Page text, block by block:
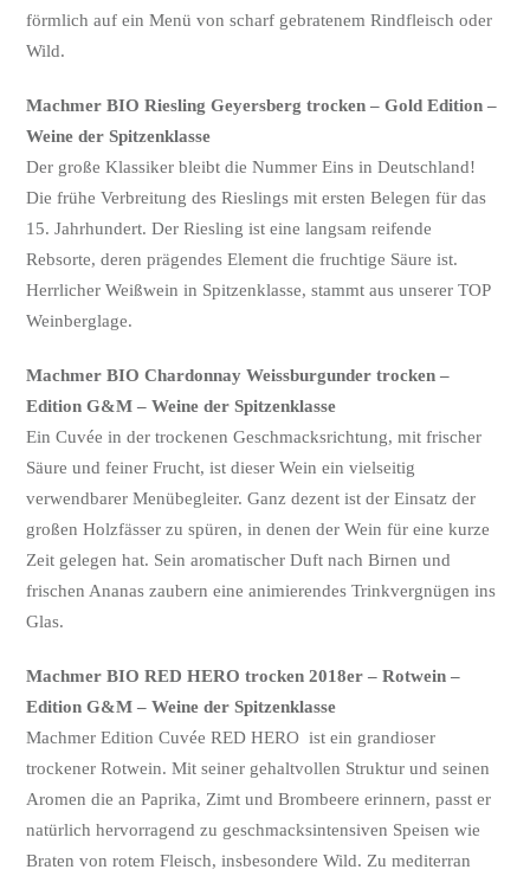
förmlich auf ein Menü von scharf gebratenem Rindfleisch oder
Wild.
Machmer BIO Riesling Geyersberg trocken – Gold Edition –
Weine der Spitzenklasse
Der große Klassiker bleibt die Nummer Eins in Deutschland!
Die frühe Verbreitung des Rieslings mit ersten Belegen für das
15. Jahrhundert. Der Riesling ist eine langsam reifende
Rebsorte, deren prägendes Element die fruchtige Säure ist.
Herrlicher Weißwein in Spitzenklasse, stammt aus unserer TOP
Weinberglage.
Machmer BIO Chardonnay Weissburgunder trocken –
Edition G&M – Weine der Spitzenklasse
Ein Cuvée in der trockenen Geschmacksrichtung, mit frischer
Säure und feiner Frucht, ist dieser Wein ein vielseitig
verwendbarer Menübegleiter. Ganz dezent ist der Einsatz der
großen Holzfässer zu spüren, in denen der Wein für eine kurze
Zeit gelegen hat. Sein aromatischer Duft nach Birnen und
frischen Ananas zaubern eine animierendes Trinkvergnügen ins
Glas.
Machmer BIO RED HERO trocken 2018er – Rotwein –
Edition G&M – Weine der Spitzenklasse
Machmer Edition Cuvée RED HERO ist ein grandioser
trockener Rotwein. Mit seiner gehaltvollen Struktur und seinen
Aromen die an Paprika, Zimt und Brombeere erinnern, passt er
natürlich hervorragend zu geschmacksintensiven Speisen wie
Braten von rotem Fleisch, insbesondere Wild. Zu mediterran